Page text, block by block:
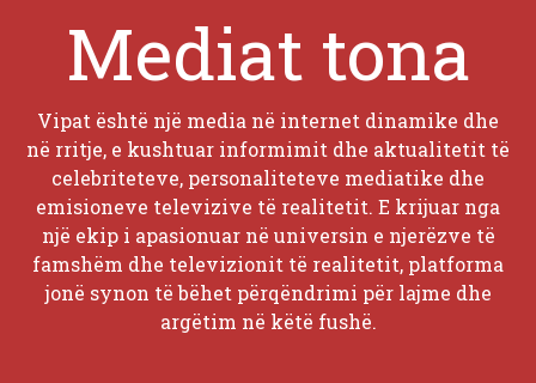
Mediat tona
Vipat është një media në internet dinamike dhe
në rritje, e kushtuar informimit dhe aktualitetit të
celebriteteve, personaliteteve mediatike dhe
emisioneve televizive të realitetit. E krijuar nga
një ekip i apasionuar në universin e njerëzve të
famshëm dhe televizionit të realitetit, platforma
jonë synon të bëhet përqëndrimi për lajme dhe
argëtim në këtë fushë.